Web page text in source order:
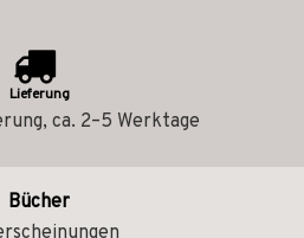
Lieferung
ca. 2–5 Werktage
Bücher